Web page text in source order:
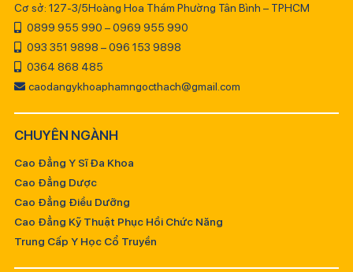
Cơ sở: 127-3/5Hoàng Hoa Thám Phường Tân Bình – TPHCM
0899 955 990 – 0969 955 990
093 351 9898 – 096 153 9898
0364 868 485
caodangykhoaphamngocthach@gmail.com
CHUYÊN NGÀNH
Cao Đẳng Y Sĩ Đa Khoa
Cao Đẳng Dược
Cao Đẳng Điều Dưỡng
Cao Đẳng Kỹ Thuật Phục Hồi Chức Năng
Trung Cấp Y Học Cổ Truyền